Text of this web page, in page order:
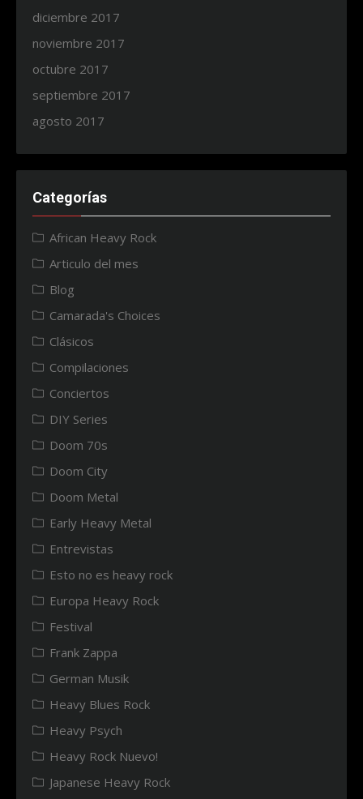
diciembre 2017
noviembre 2017
octubre 2017
septiembre 2017
agosto 2017
Categorías
African Heavy Rock
Articulo del mes
Blog
Camarada's Choices
Clásicos
Compilaciones
Conciertos
DIY Series
Doom 70s
Doom City
Doom Metal
Early Heavy Metal
Entrevistas
Esto no es heavy rock
Europa Heavy Rock
Festival
Frank Zappa
German Musik
Heavy Blues Rock
Heavy Psych
Heavy Rock Nuevo!
Japanese Heavy Rock